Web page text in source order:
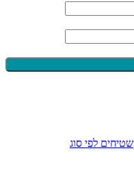
שטיחים לפי סוג